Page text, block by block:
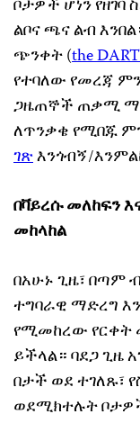
ቦታዎች ሆነን
ልቦና ጫና ልብ
ጭንቀት (the
የተባለው የመረጃ
ጋዜጠኞች ጠቃሚ
ለጥንቃቄ የሚበጁ
ገጽእንጎብኝ/
በቫይረሱ መለከፍን
መከላከል
በአሁኑ ጊዜ፣ በጣም
ተግባራዊ ማድረግ
የሚመከረው የርቀት
ይችላል። ባደጋ ጊዜ
በታች ወደ ተገለጹ፣
ወደሚክተሉት ቦታዎች